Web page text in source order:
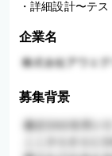
・詳細設計〜テ
企業名
募集背景